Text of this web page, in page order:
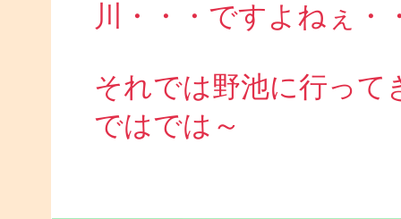
川・・・ですよねぇ・
それでは野池に行って
ではでは～